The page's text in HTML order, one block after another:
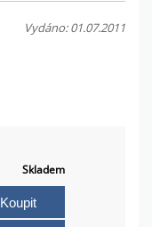
Vydáno: 01.07.2011
Skladem
Koupit